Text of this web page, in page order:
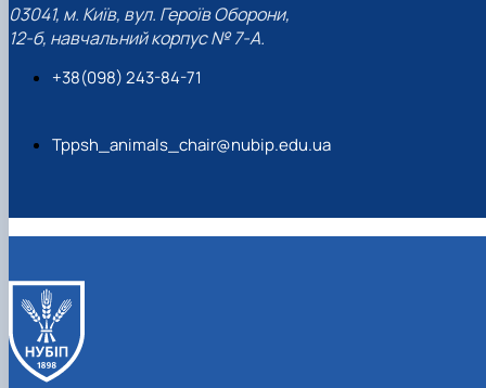
03041, м. Київ, вул. Героїв Оборони,
12-б, навчальний корпус № 7-А.
+38(098) 243-84-71
Tppsh_animals_chair@nubip.edu.ua